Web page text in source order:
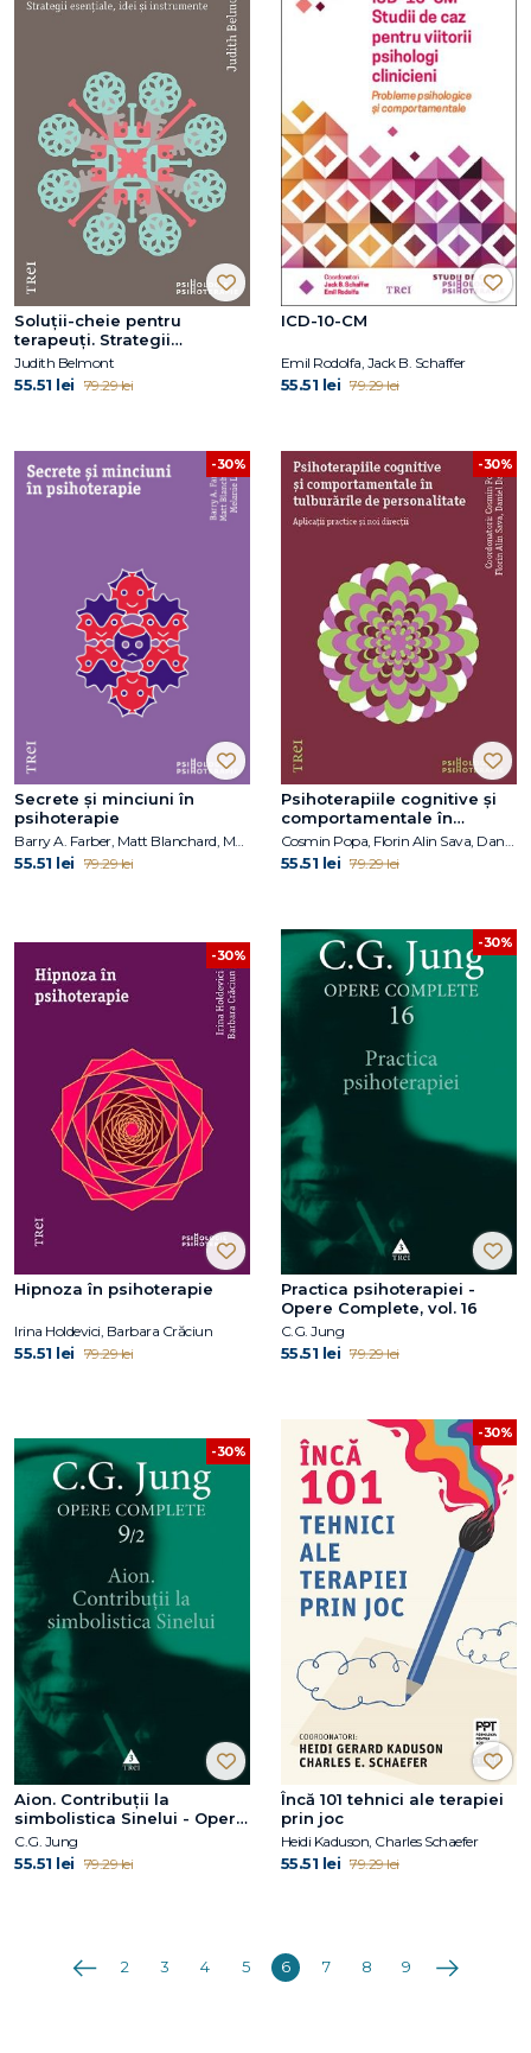
Soluții-cheie pentru
terapeuți. Strategii
esențiale, idei și
instrumente
Judith Belmont
55.51 lei 79.29 lei
ICD-10-CM
Emil Rodolfa, Jack B. Schaffer
55.51 lei 79.29 lei
-30%
Secrete și minciuni în
psihoterapie
55.51 lei 79.29 lei
-30%
Psihoterapiile cognitive și
comportamentale în
tulburările de personalitate.
Aplicații practice și noi
direcții
55.51 lei 79.29 lei
-30%
Hipnoza în psihoterapie
Irina Holdevici, Barbara Crăciun
55.51 lei 79.29 lei
-30%
Practica psihoterapiei -
Opere Complete, vol. 16
C.G. Jung
55.51 lei 79.29 lei
-30%
Aion. Contribuţii la
simbolistica Sinelui - Opere
Complete, vol. 9
C.G. Jung
55.51 lei 79.29 lei
-30%
Încă 101 tehnici ale terapiei
prin joc
Heidi Kaduson, Charles Schaefer
55.51 lei 79.29 lei
Anterioara
2 3 4 5 6 7 8 9 Următoarea